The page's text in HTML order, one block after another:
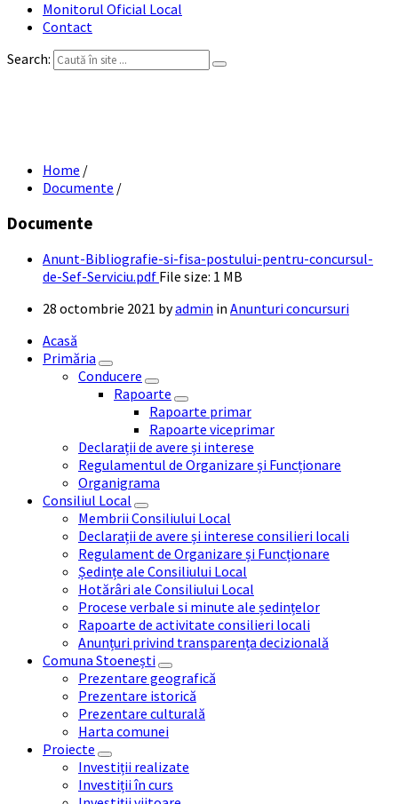
Monitorul Oficial Local
Contact
Search:
Home /
Documente /
Documente
Anunt-Bibliografie-si-fisa-postului-pentru-concursul-
de-Sef-Serviciu.pdf File size: 1 MB
28 octombrie 2021 byadmin in Anunturi concursuri
Acasă
Primăria
Conducere
Rapoarte
Rapoarte primar
Rapoarte viceprimar
Declarații de avere și interese
Regulamentul de Organizare și Funcționare
Organigrama
Consiliul Local
Membrii Consiliului Local
Declarații de avere și interese consilieri locali
Regulament de Organizare și Funcționare
Ședințe ale Consiliului Local
Hotărâri ale Consiliului Local
Procese verbale si minute ale ședințelor
Rapoarte de activitate consilieri locali
Anunțuri privind transparența decizională
Comuna Stoenești
Prezentare geografică
Prezentare istorică
Prezentare culturală
Harta comunei
Proiecte
Investiții realizate
Investiții în curs